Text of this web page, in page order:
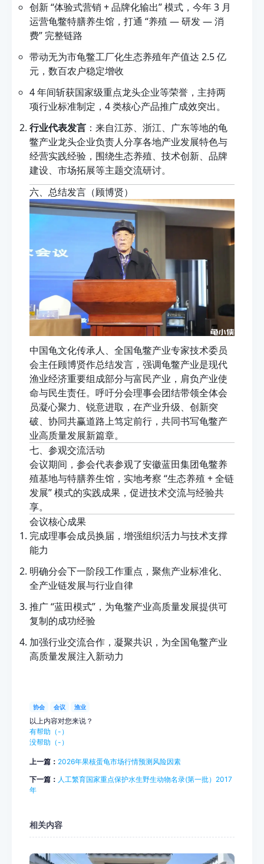
创新 “体验式营销 + 品牌化输出” 模式，今年 3 月
运营龟鳖特膳养生馆，打通 “养殖 — 研发 — 消
费” 完整链路
带动无为市龟鳖工厂化生态养殖年产值达 2.5 亿
元，数百农户稳定增收
4 年间斩获国家级重点龙头企业等荣誉，主持两
项行业标准制定，4 类核心产品推广成效突出。
行业代表发言 ：来自江苏、浙江、广东等地的龟
鳖产业龙头企业负责人分享各地产业发展特色与
经营实践经验，围绕生态养殖、技术创新、品牌
建设、市场拓展等主题交流研讨。
六、总结发言（顾博贤）
中国龟文化传承人、全国龟鳖产业专家技术委员
会主任顾博贤作总结发言，强调龟鳖产业是现代
渔业经济重要组成部分与富民产业，肩负产业使
命与民生责任。呼吁分会理事会团结带领全体会
员凝心聚力、锐意进取，在产业升级、创新突
破、协同共赢道路上笃定前行，共同书写龟鳖产
业高质量发展新篇章。
七、参观交流活动
会议期间，参会代表参观了安徽蓝田集团龟鳖养
殖基地与特膳养生馆，实地考察 “生态养殖 + 全链
发展” 模式的实践成果，促进技术交流与经验共
享。
会议核心成果
完成理事会成员换届，增强组织活力与技术支撑
能力
明确分会下一阶段工作重点，聚焦产业标准化、
全产业链发展与行业自律
推广 “蓝田模式”，为龟鳖产业高质量发展提供可
复制的成功经验
加强行业交流合作，凝聚共识，为全国龟鳖产业
高质量发展注入新动力
协会 会议 渔业
以上内容对您来说？
有帮助（- ）
没帮助（- ）
上一篇： 2026年果核蛋龟市场行情预测风险因素
下一篇： 人工繁育国家重点保护水生野生动物名录(第一批）2017
年
相关内容